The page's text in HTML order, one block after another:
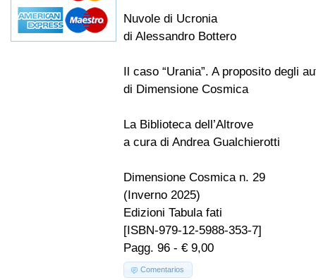
Nuvole di Ucronia
di Alessandro Bottero
Il caso “Urania”. A proposito degli
di Dimensione Cosmica
La Biblioteca dell’Altrove
a cura di Andrea Gualchierotti
Dimensione Cosmica n. 29
(Inverno 2025)
Edizioni Tabula fati
[ISBN-979-12-5988-353-7]
Pagg. 96 - € 9,00
Comentarios